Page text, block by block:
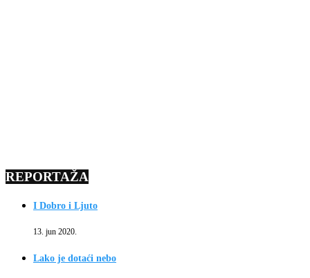
REPORTAŽA
I Dobro i Ljuto
13. jun 2020.
Lako je dotaći nebo